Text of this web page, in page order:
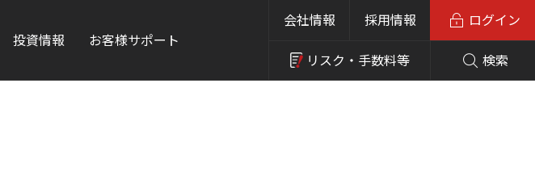
投資情報 お客様サポート
会社情報 採用情報
リスク・ 手数料等 検索
ログイン